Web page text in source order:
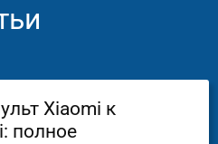
Xiaomi к
полное